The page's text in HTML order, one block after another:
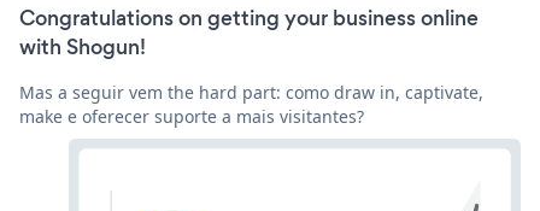
Congratulations on getting your business online
with Shogun!
Mas a seguir vem the hard part: como draw in, captivate,
make e oferecer suporte a mais visitantes?